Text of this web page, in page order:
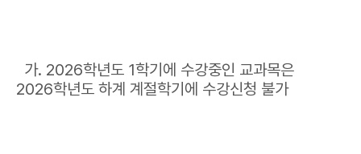
가. 2026학년도 1학기에 수강중인 교과목은
2026학년도 하계 계절학기에 수강신청 불가